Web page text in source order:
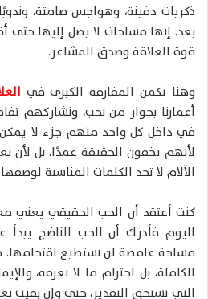
ذكريات دفينة، وهواجس صامتة،
بعد. إنها مساحات لا يصل إليها حتى
قوة العلاقة وصدق المشاعر.
وهنا تكمن المفارقة الكبرى في
أعمارنا بجوار من نحب، ونشاركهم
في داخل كل واحد منهم جزء لا يمكن
لأنهم يخفون الحقيقة عمدًا، بل لأن
الآلام لا تجد الكلمات المناسبة
كنت أعتقد أن الحب الحقيقي يعني
اليوم فأدرك أن الحب الناضج يبدأ
مساحة غامضة لن نستطيع اقتحامها.
الكاملة، بل احترام ما لا نعرفه،
التي تستحق التقدير، حتى وإن بقيت